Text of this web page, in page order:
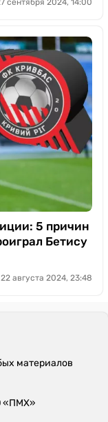
5 причин
Бетису
22 августа 2024, 23:48
материалов
«ПМХ»